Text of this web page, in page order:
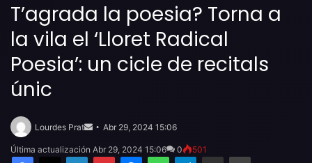
T’agrada la poesia? Torna a
la vila el ‘Lloret Radical
Poesia’: un cicle de recitals
únic
Lourdes Prat
email
Abr 29, 2024 15:06
Última actualización Abr 29, 2024 15:06 0 501
Facebook
X LinkedInPinterestMessengerWhatsAppTelegramCompartir por email Imprimir